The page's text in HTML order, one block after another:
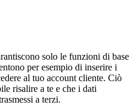
solo le funzioni di base
per esempio di inserire i
al tuo account cliente. Ciò
risalire a te e che i dati
a terzi.